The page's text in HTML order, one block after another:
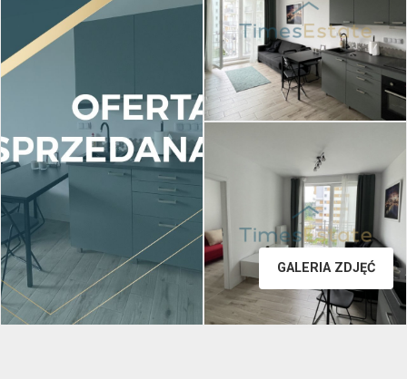
GALERIA ZDJĘĆ